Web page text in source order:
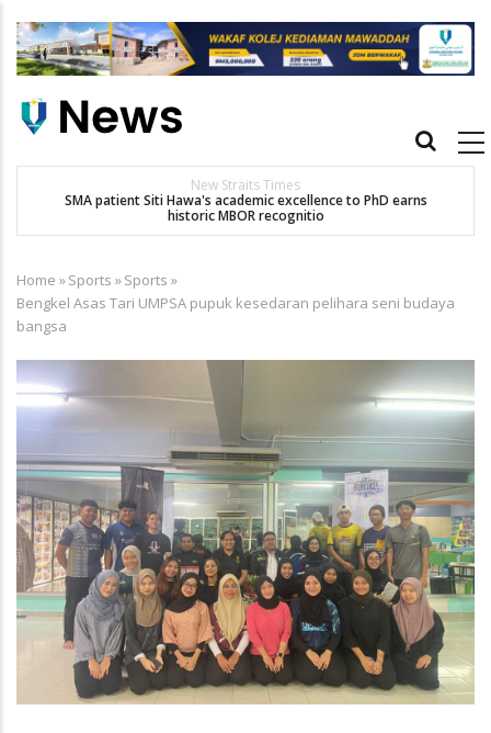
main
Main
New Straits Times
SMA patient Siti Hawa's academic excellence to PhD earns
historic MBOR recognitio
Breadcrumb
Home »Sports »Sports »
Bengkel Asas Tari UMPSA pupuk kesedaran pelihara seni budaya
bangsa